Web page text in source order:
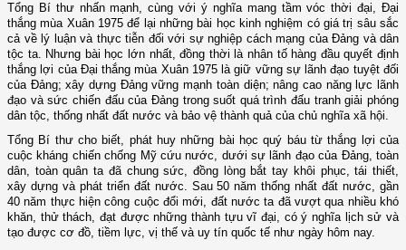
Tổng Bí thư nhấn mạnh, cùng với ý nghĩa mang tầm vóc thời đại, Đại
thắng mùa Xuân 1975 để lại những bài học kinh nghiệm có giá trị sâu sắc
cả về lý luận và thực tiễn đối với sự nghiệp cách mạng của Đảng và dân
tộc ta. Nhưng bài học lớn nhất, đồng thời là nhân tố hàng đầu quyết định
thắng lợi của Đại thắng mùa Xuân 1975 là giữ vững sự lãnh đạo tuyệt đối
của Đảng; xây dựng Đảng vững mạnh toàn diện; nâng cao năng lực lãnh
đạo và sức chiến đấu của Đảng trong suốt quá trình đấu tranh giải phóng
dân tộc, thống nhất đất nước và bảo vệ thành quả của chủ nghĩa xã hội.
Tổng Bí thư cho biết, phát huy những bài học quý báu từ thắng lợi của
cuộc kháng chiến chống Mỹ cứu nước, dưới sự lãnh đạo của Đảng, toàn
dân, toàn quân ta đã chung sức, đồng lòng bắt tay khôi phục, tái thiết,
xây dựng và phát triển đất nước. Sau 50 năm thống nhất đất nước, gần
40 năm thực hiện công cuộc đổi mới, đất nước ta đã vượt qua nhiều khó
khăn, thử thách, đạt được những thành tựu vĩ đại, có ý nghĩa lịch sử và
tạo được cơ đồ, tiềm lực, vị thế và uy tín quốc tế như ngày hôm nay.